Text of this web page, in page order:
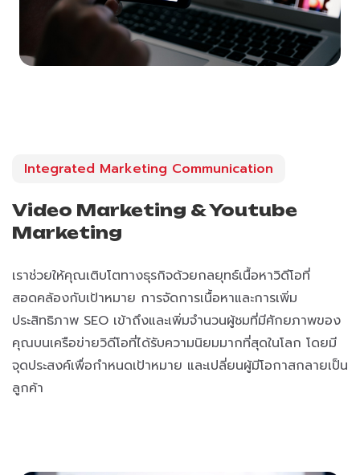
Integrated Marketing Communication
Video Marketing & Youtube
Marketing
เราช่วยให้คุณเติบโตทางธุรกิจด้วยกลยุทธ์เนื้อหาวิดีโอที่
สอดคล้องกับเป้าหมาย การจัดการเนื้อหาและการเพิ่ม
ประสิทธิภาพ SEO เข้าถึงและเพิ่มจำนวนผู้ชมที่มีศักยภาพของ
คุณบนเครือข่ายวิดีโอที่ได้รับความนิยมมากที่สุดในโลก โดยมี
จุดประสงค์เพื่อกำหนดเป้าหมาย และเปลี่ยนผู้มีโอกาสกลายเป็น
ลูกค้า